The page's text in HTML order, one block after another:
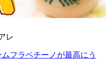
レ
フラペチーノが最高にう